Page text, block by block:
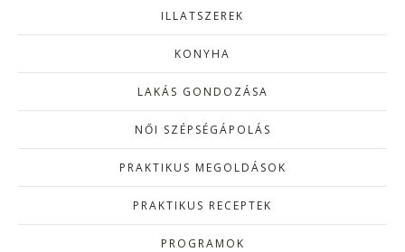
ILLATSZEREK
KONYHA
LAKÁS GONDOZÁSA
NŐI SZÉPSÉGÁPOLÁS
PRAKTIKUS MEGOLDÁSOK
PRAKTIKUS RECEPTEK
PROGRAMOK